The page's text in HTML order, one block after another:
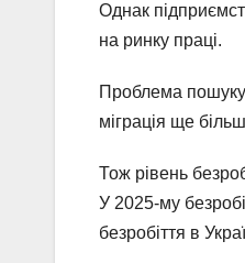
Однак
на ринку праці.
Проблема пошуку
міграція ще
Тож рівень
У 2025-му
безробіття в